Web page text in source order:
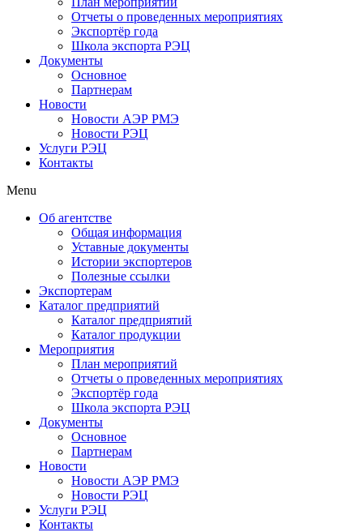
Отчеты о проведенных мероприятиях
Экспортёр года
Школа экспорта РЭЦ
Документы
Основное
Партнерам
Новости
Новости АЭР РМЭ
Новости РЭЦ
Услуги РЭЦ
Контакты
Menu
Об агентстве
Общая информация
Уставные документы
Истории экспортеров
Полезные ссылки
Экспортерам
Каталог предприятий
Каталог предприятий
Каталог продукции
Мероприятия
План мероприятий
Отчеты о проведенных мероприятиях
Экспортёр года
Школа экспорта РЭЦ
Документы
Основное
Партнерам
Новости
Новости АЭР РМЭ
Новости РЭЦ
Услуги РЭЦ
Контакты